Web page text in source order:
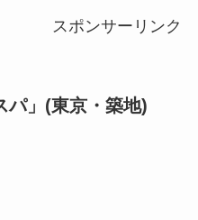
スポンサーリンク
パ」(東京・築地)